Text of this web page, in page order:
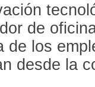
de
de los
desde la